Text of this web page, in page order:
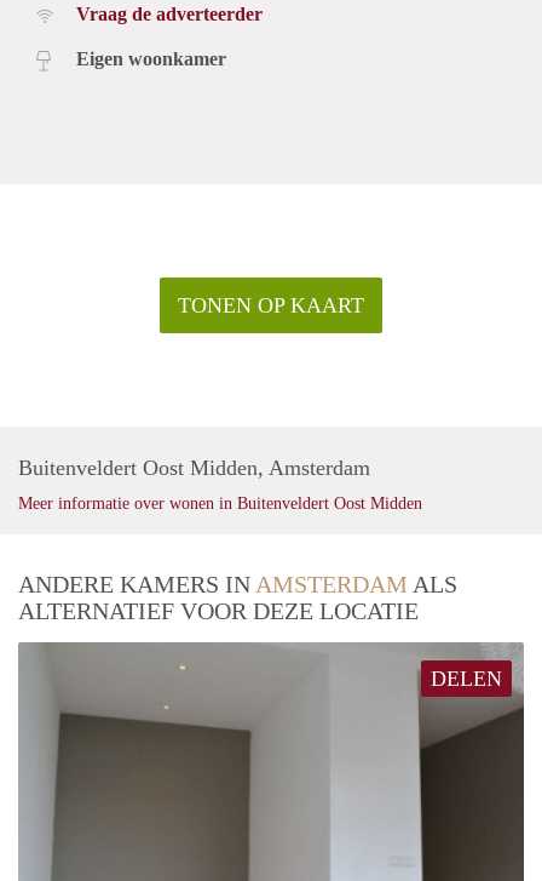
Vraag de adverteerder
Eigen woonkamer
TONEN OP KAART
Buitenveldert Oost Midden, Amsterdam
Meer informatie over wonen in Buitenveldert Oost Midden
ANDERE KAMERS IN AMSTERDAM ALS
ALTERNATIEF VOOR DEZE LOCATIE
DELEN